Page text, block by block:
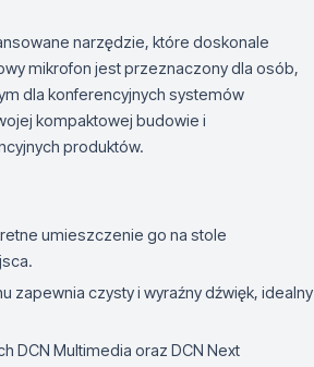
narzędzie, które doskonale
mikrofon jest przeznaczony dla osób,
dla konferencyjnych systemów
kompaktowej budowie i
produktów.
umieszczenie go na stole
zapewnia czysty i wyraźny dźwięk, idealny
DCN Multimedia oraz DCN Next